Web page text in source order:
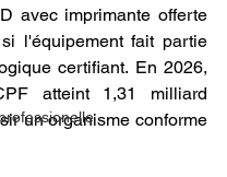
avec imprimante offerte
l'équipement fait partie
certifiant. En 2026,
atteint 1,31 milliard
un organisme conforme